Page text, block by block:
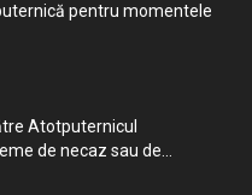
pentru momentele
Atotputernicul
de necaz sau de...